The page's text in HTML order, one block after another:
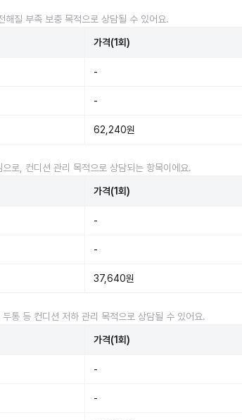
해질 부족 보충 목적으로 상담될 수 있어요.
가격(1회)
-
-
62,240원
로, 컨디션 관리 목적으로 상담되는 항목이에요.
가격(1회)
-
-
37,640원
통 등 컨디션 저하 관리 목적으로 상담될 수 있어요.
가격(1회)
-
-